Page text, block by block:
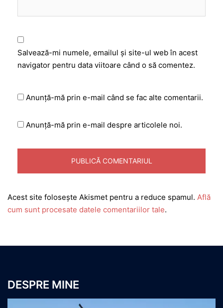
Salvează-mi numele, emailul și site-ul web în acest
navigator pentru data viitoare când o să comentez.
Anunță-mă prin e-mail când se fac alte comentarii.
Anunță-mă prin e-mail despre articolele noi.
Acest site folosește Akismet pentru a reduce spamul. Află
cum sunt procesate datele comentariilor tale.
DESPRE MINE